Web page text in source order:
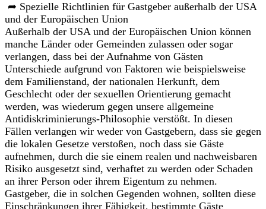
➦ Spezielle Richtlinien für Gastgeber außerhalb der USA
und der Europäischen Union
Außerhalb der USA und der Europäischen Union können
manche Länder oder Gemeinden zulassen oder sogar
verlangen, dass bei der Aufnahme von Gästen
Unterschiede aufgrund von Faktoren wie beispielsweise
dem Familienstand, der nationalen Herkunft, dem
Geschlecht oder der sexuellen Orientierung gemacht
werden, was wiederum gegen unsere allgemeine
Antidiskriminierungs-Philosophie verstößt. In diesen
Fällen verlangen wir weder von Gastgebern, dass sie gegen
die lokalen Gesetze verstoßen, noch dass sie Gäste
aufnehmen, durch die sie einem realen und nachweisbaren
Risiko ausgesetzt sind, verhaftet zu werden oder Schaden
an ihrer Person oder ihrem Eigentum zu nehmen.
Gastgeber, die in solchen Gegenden wohnen, sollten diese
Einschränkungen ihrer Fähigkeit, bestimmte Gäste